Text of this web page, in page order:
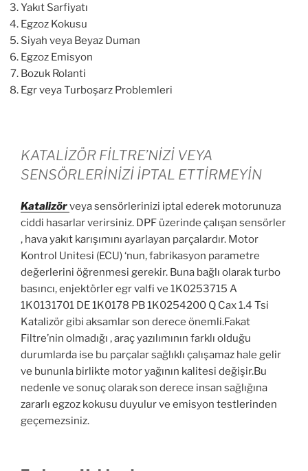
Yakıt Sarfiyatı
Egzoz Kokusu
Siyah veya Beyaz Duman
Egzoz Emisyon
Bozuk Rolanti
Egr veya Turboşarz Problemleri
KATALİZÖR FİLTRE’NİZİ VEYA
SENSÖRLERİNİZİ İPTAL ETTİRMEYİN
Katalizörveya sensörlerinizi iptal ederek motorunuza
ciddi hasarlar verirsiniz. DPF üzerinde çalışan sensörler
, hava yakıt karışımını ayarlayan parçalardır. Motor
Kontrol Unitesi (ECU) ‘nun, fabrikasyon parametre
değerlerini öğrenmesi gerekir. Buna bağlı olarak turbo
basıncı, enjektörler egr valfi ve 1K0253715 A
1K0131701 DE 1K0178 PB 1K0254200 Q Cax 1.4 Tsi
Katalizör gibi aksamlar son derece önemli.Fakat
Filtre’nin olmadığı , araç yazılımının farklı olduğu
durumlarda ise bu parçalar sağlıklı çalışamaz hale gelir
ve bununla birlikte motor yağının kalitesi değişir.Bu
nedenle ve sonuç olarak son derece insan sağlığına
zararlı egzoz kokusu duyulur ve emisyon testlerinden
geçemezsiniz.